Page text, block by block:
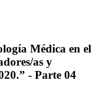
Médica en el
as y
- Parte 04